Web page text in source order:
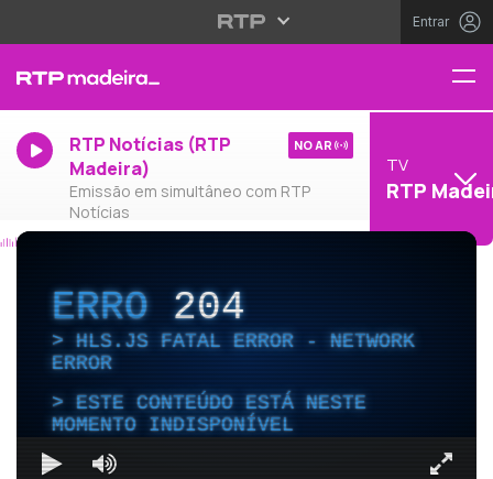
Entrar
RTP Notícias (RTP
Madeira)
Emissão em simultâneo com RTP
Notícias
NO AR
TV
RTP
ERRO204
HLS.JS FATAL ERROR - NETWORK
ERROR
ESTE CONTEÚDO ESTÁ NESTE
MOMENTO INDISPONÍVEL